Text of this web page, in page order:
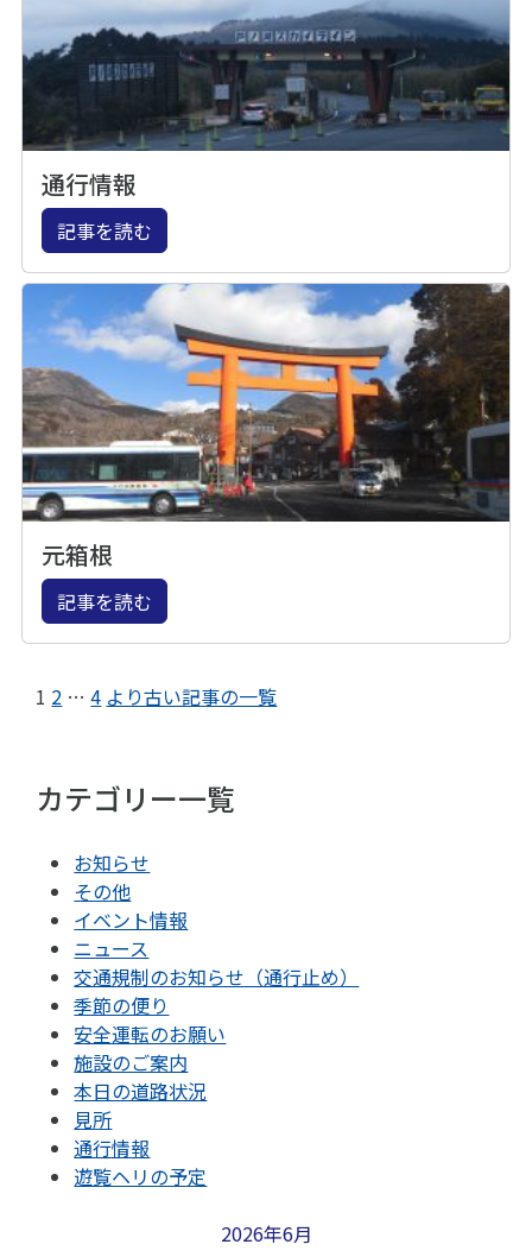
通行情報
記事を読む
元箱根
記事を読む
1 2 … 4 より古い記事の一覧
カテゴリー一覧
お知らせ
その他
イベント情報
ニュース
交通規制のお知らせ（通行止め）
季節の便り
安全運転のお願い
施設のご案内
本日の道路状況
見所
通行情報
遊覧ヘリの予定
2026年6月